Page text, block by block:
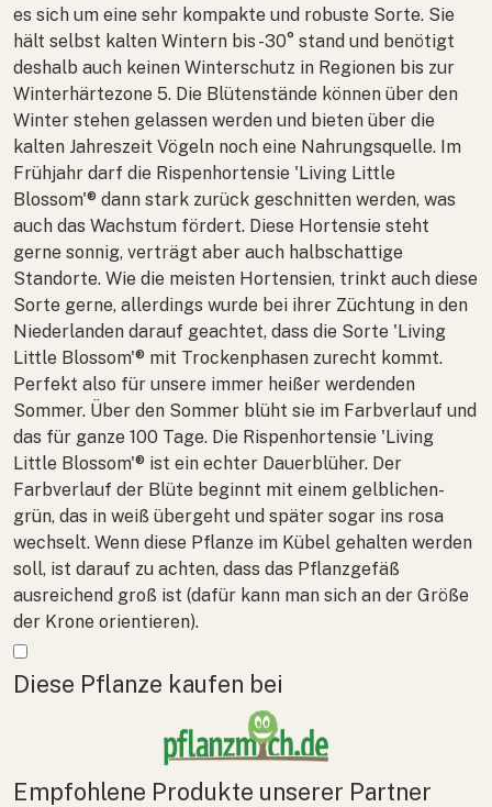
es sich um eine sehr kompakte und robuste Sorte. Sie
hält selbst kalten Wintern bis -30° stand und benötigt
deshalb auch keinen Winterschutz in Regionen bis zur
Winterhärtezone 5. Die Blütenstände können über den
Winter stehen gelassen werden und bieten über die
kalten Jahreszeit Vögeln noch eine Nahrungsquelle. Im
Frühjahr darf die Rispenhortensie 'Living Little
Blossom'® dann stark zurück geschnitten werden, was
auch das Wachstum fördert. Diese Hortensie steht
gerne sonnig, verträgt aber auch halbschattige
Standorte. Wie die meisten Hortensien, trinkt auch diese
Sorte gerne, allerdings wurde bei ihrer Züchtung in den
Niederlanden darauf geachtet, dass die Sorte 'Living
Little Blossom'® mit Trockenphasen zurecht kommt.
Perfekt also für unsere immer heißer werdenden
Sommer. Über den Sommer blüht sie im Farbverlauf und
das für ganze 100 Tage. Die Rispenhortensie 'Living
Little Blossom'® ist ein echter Dauerblüher. Der
Farbverlauf der Blüte beginnt mit einem gelblichen-
grün, das in weiß übergeht und später sogar ins rosa
wechselt. Wenn diese Pflanze im Kübel gehalten werden
soll, ist darauf zu achten, dass das Pflanzgefäß
ausreichend groß ist (dafür kann man sich an der Größe
der Krone orientieren).
Mehr anzeigen
Diese Pflanze kaufen bei
Empfohlene Produkte unserer Partner